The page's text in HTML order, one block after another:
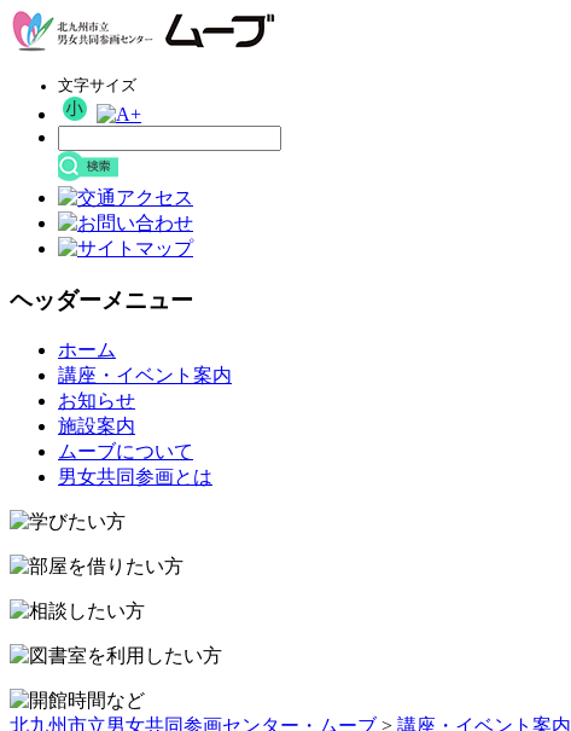
文字サイズ
ヘッダーメニュー
キ
ッ
プ
ホーム
講座・イベント案内
お知らせ
施設案内
ムーブについて
男女共同参画とは
北九州市立男女共同参画センター・ムーブ > 講座・イベント案内